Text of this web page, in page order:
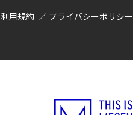
利用規約 プライバシーポリシー